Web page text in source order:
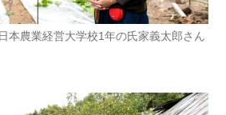
本農業経営大学校1年の氏家義太郎さん